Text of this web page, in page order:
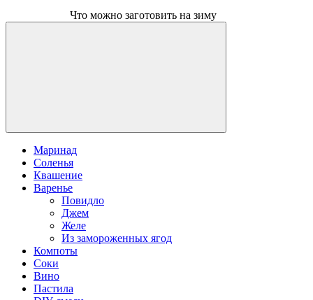
Что можно заготовить на зиму
Маринад
Соленья
Квашение
Варенье
Повидло
Джем
Желе
Из замороженных ягод
Компоты
Соки
Вино
Пастила